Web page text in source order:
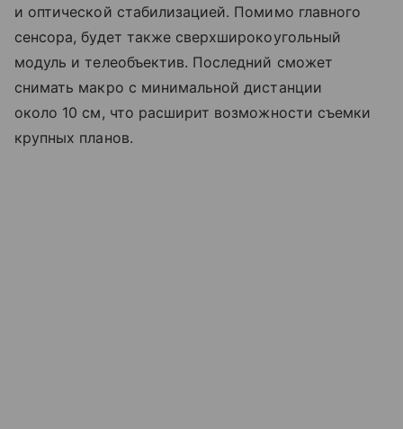
и оптической стабилизацией. Помимо главного
сенсора, будет также сверхширокоугольный
модуль и телеобъектив. Последний сможет
снимать макро с минимальной дистанции
около 10 см, что расширит возможности съемки
крупных планов.